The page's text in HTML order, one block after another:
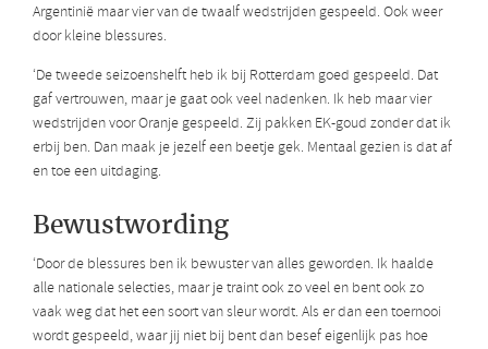
Argentinië maar vier van de twaalf wedstrijden gespeeld. Ook weer
door kleine blessures.
‘De tweede seizoenshelft heb ik bij Rotterdam goed gespeeld. Dat
gaf vertrouwen, maar je gaat ook veel nadenken. Ik heb maar vier
wedstrijden voor Oranje gespeeld. Zij pakken EK-goud zonder dat ik
erbij ben. Dan maak je jezelf een beetje gek. Mentaal gezien is dat af
en toe een uitdaging.
Bewustwording
‘Door de blessures ben ik bewuster van alles geworden. Ik haalde
alle nationale selecties, maar je traint ook zo veel en bent ook zo
vaak weg dat het een soort van sleur wordt. Als er dan een toernooi
wordt gespeeld, waar jij niet bij bent dan besef eigenlijk pas hoe